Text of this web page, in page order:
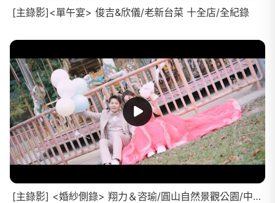
[主錄影]<單午宴> 俊吉&欣儀/老新台菜 十全店/全紀錄
[主錄影] <婚紗側錄> 翔力＆咨瑜/圓山自然景觀公園/中山樓/花卉試驗中心/精華MV